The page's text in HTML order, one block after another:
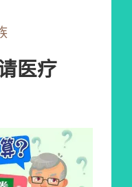
医疗